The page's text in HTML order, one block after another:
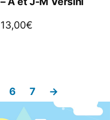
13,00€
6 7 →